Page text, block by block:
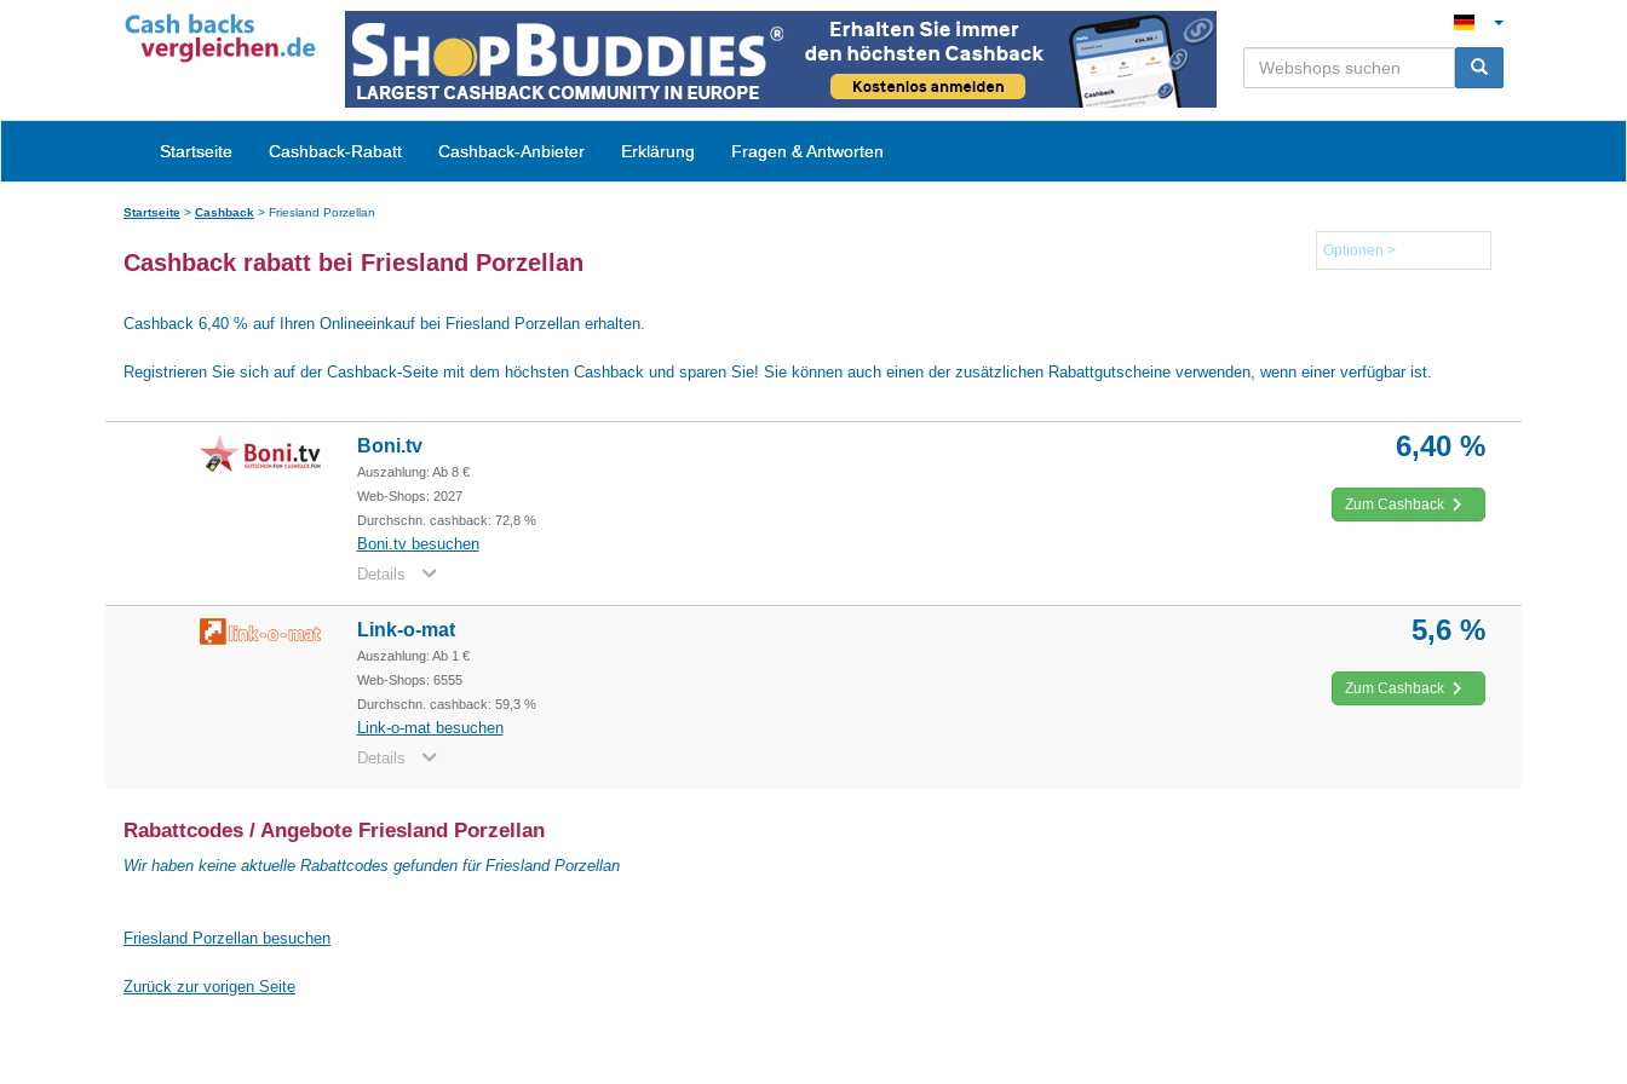
Startseite Cashback-Rabatt Cashback-Anbieter Erklärung Fragen & Antworten
Startseite > Cashback > Friesland Porzellan
Optionen >
Cashback rabatt bei Friesland Porzellan
Cashback 6,40 % auf Ihren Onlineeinkauf bei Friesland Porzellan erhalten.
Registrieren Sie sich auf der Cashback-Seite mit dem höchsten Cashback und sparen Sie! Sie können auch einen der zusätzlichen Rabattgutscheine verwenden, wenn einer verfügbar ist.
Boni.tv
Auszahlung: Ab 8 €
Web-Shops: 2027
Durchschn. cashback: 72,8 %
Boni.tv besuchen
Details
6,40 %
Zum Cashback
Link-o-mat
Auszahlung: Ab 1 €
Web-Shops: 6555
Durchschn. cashback: 59,3 %
Link-o-mat besuchen
Details
5,6 %
Zum Cashback
Rabattcodes / Angebote Friesland Porzellan
Wir haben keine aktuelle Rabattcodes gefunden für Friesland Porzellan
Friesland Porzellan besuchen
Zurück zur vorigen Seite